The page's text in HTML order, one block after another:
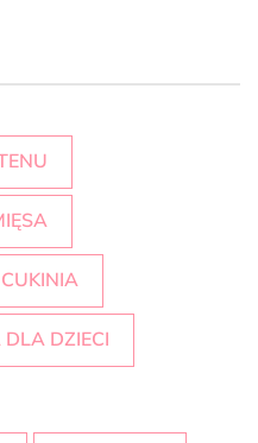
CUKINIA
DZIECI